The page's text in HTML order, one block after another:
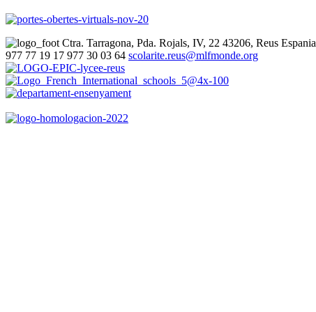
Ctra. Tarragona, Pda. Rojals, IV, 22 43206, Reus Espania
977 77 19 17 977 30 03 64 scolarite.reus@mlfmonde.org